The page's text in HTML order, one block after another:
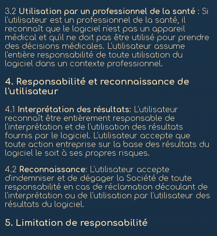
3.2 Utilisation par un professionnel de la santé: Si
l'utilisateur est un professionnel de la santé, il
reconnaît que le logiciel n'est pas un appareil
médical et qu'il ne doit pas être utilisé pour prendre
des décisions médicales. L'utilisateur assume
l'entière responsabilité de toute utilisation du
logiciel dans un contexte professionnel.
4. Responsabilité et reconnaissance de
l'utilisateur
4.1 Interprétation des résultats: L'utilisateur
reconnaît être entièrement responsable de
l'interprétation et de l'utilisation des résultats
fournis par le logiciel. L'utilisateur accepte que
toute action entreprise sur la base des résultats du
logiciel le soit à ses propres risques.
4.2 Reconnaissance: L'utilisateur accepte
d'indemniser et de dégager la Société de toute
responsabilité en cas de réclamation découlant de
l'interprétation ou de l'utilisation par l'utilisateur des
résultats du logiciel.
5. Limitation de responsabilité